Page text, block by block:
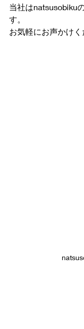
当社はnatsusobiku
す。
お気軽にお声かけく